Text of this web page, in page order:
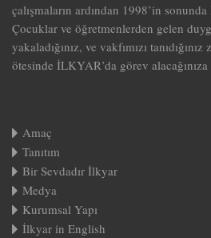
çalışmaların ardından 1998’in
Çocuklar ve öğretmenlerden gelen
yakaladığınız, ve vakfımızı tanıdığınız
ötesinde İLKYAR’da görev
Amaç
Tanıtım
Bir Sevdadır İlkyar
Medya
Kurumsal Yapı
İlkyar in English